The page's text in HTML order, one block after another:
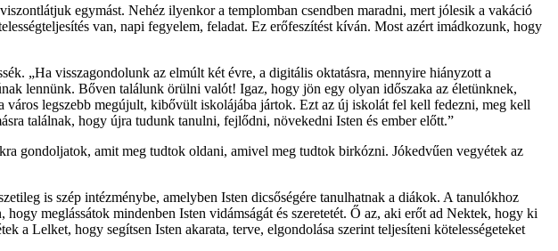
egymást. Nehéz ilyenkor a templomban csendben maradni, mert jólesik a vakáció
van, napi fegyelem, feladat. Ez erőfeszítést kíván. Most azért imádkozunk, hogy
„Ha visszagondolunk az elmúlt két évre, a digitális oktatásra, mennyire hiányzott a
lennünk. Bőven találunk örülni valót! Igaz, hogy jön egy olyan időszaka az életünknek,
legszebb megújult, kibővült iskolájába jártok. Ezt az új iskolát fel kell fedezni, meg kell
találnak, hogy újra tudunk tanulni, fejlődni, növekedni Isten és ember előtt.”
gondoljatok, amit meg tudtok oldani, amivel meg tudtok birkózni. Jókedvűen vegyétek az
is szép intézménybe, amelyben Isten dicsőségére tanulhatnak a diákok. A tanulókhoz
meglássátok mindenben Isten vidámságát és szeretetét. Ő az, aki erőt ad Nektek, hogy ki
a Lelket, hogy segítsen Isten akarata, terve, elgondolása szerint teljesíteni kötelességeteket